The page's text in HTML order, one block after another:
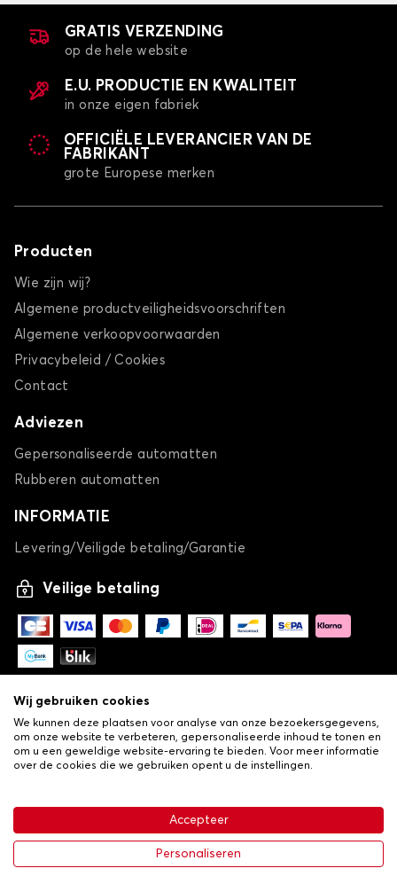
€ 113,43
-25% € 151,24
GRATIS VERZENDING
op de hele website
E.U. PRODUCTIE EN KWALITEIT
in onze eigen fabriek
OFFICIËLE LEVERANCIER VAN DE
FABRIKANT
grote Europese merken
Producten
Wie zijn wij?
Algemene productveiligheidsvoorschriften
Algemene verkoopvoorwaarden
Privacybeleid / Cookies
Contact
Adviezen
Gepersonaliseerde automatten
Rubberen automatten
INFORMATIE
Levering/Veiligde betaling/Garantie
Veilige betaling
Algemene verkoopvoorwaarden•Privacy- en cookiebeleid
•Livraison
Wij gebruiken cookies
We kunnen deze plaatsen voor analyse van onze bezoekersgegevens,
om onze website te verbeteren, gepersonaliseerde inhoud te tonen en
om u een geweldige website-ervaring te bieden. Voor meer informatie
over de cookies die we gebruiken opent u de instellingen.
Accepteer
Personaliseren